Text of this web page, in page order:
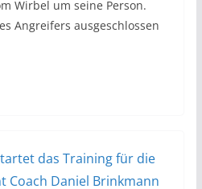
Wirbel um seine Person.
Angreifers ausgeschlossen